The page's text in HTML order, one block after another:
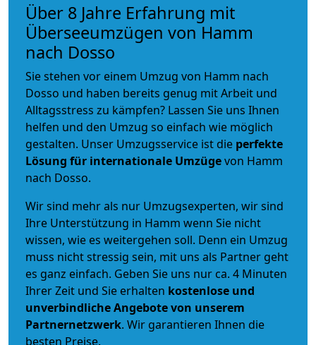
Über 8 Jahre Erfahrung mit
Überseeumzügen von Hamm
nach Dosso
Sie stehen vor einem Umzug von Hamm nach
Dosso und haben bereits genug mit Arbeit und
Alltagsstress zu kämpfen? Lassen Sie uns Ihnen
helfen und den Umzug so einfach wie möglich
gestalten. Unser Umzugsservice ist die perfekte
Lösung für internationale Umzügevon Hamm
nach Dosso.
Wir sind mehr als nur Umzugsexperten, wir sind
Ihre Unterstützung in Hamm wenn Sie nicht
wissen, wie es weitergehen soll. Denn ein Umzug
muss nicht stressig sein, mit uns als Partner geht
es ganz einfach. Geben Sie uns nur ca. 4 Minuten
Ihrer Zeit und Sie erhalten kostenlose und
unverbindlicheAngebote von unserem
Partnernetzwerk. Wir garantieren Ihnen die
besten Preise.